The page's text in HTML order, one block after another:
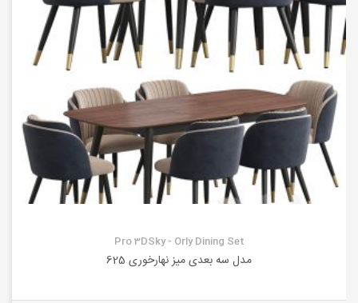
Pro 3DSky - Orly Dining Set
مدل سه بعدی میز نهارخوری 625